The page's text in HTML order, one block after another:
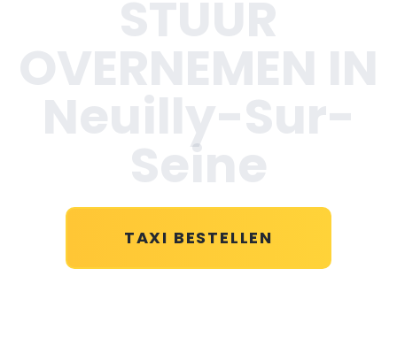
Seine
TAXI BESTELLEN